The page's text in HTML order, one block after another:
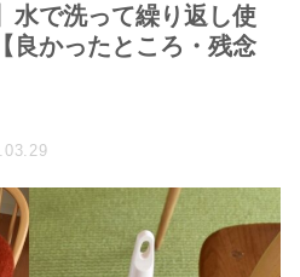
水で洗って繰り返し使
良かったところ・残念